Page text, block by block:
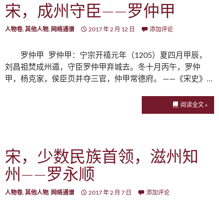
宋，成州守臣——罗仲甲
人物卷, 其他人物, 网络通谱 2017 年 2 月 12 日 添加评论
罗仲甲 罗仲甲：宁宗开禧元年（1205）夏四月甲辰，
刘昌祖焚成州遁，守臣罗仲甲弃城去。冬十月丙午，罗仲
甲，杨克家，侯臣页并夺三官，仲甲常德府。 ——《宋史》…
阅读全文 »
宋，少数民族首领，滋州知
州——罗永顺
人物卷, 其他人物, 网络通谱 2017 年 2 月 7 日 添加评论